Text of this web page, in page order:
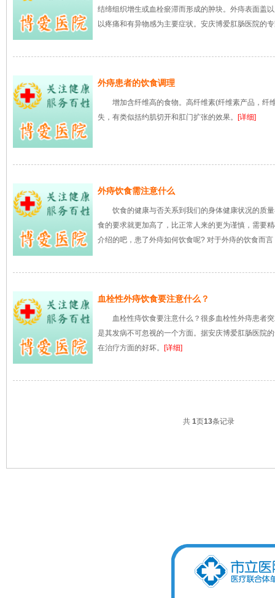
结缔组织增生或血栓瘀滞而形成的肿块。外痔表面盖
以疼痛和有异物感为主要症状。安庆博爱肛肠医院的
外痔患者的饮食调理
增加含纤维高的食物。高纤维素(纤维素产品，纤
失，有类似括约肌切开和肛门扩张的效果。 [详细]
外痔饮食需注意什么
饮食的健康与否关系到我们的身体健康状况的质
食的要求就更加高了，比正常人来的更为谨慎，需要
介绍的吧，患了外痔如何饮食呢? 对于外痔的饮食而
血栓性外痔饮食要注意什么？
血栓性痔饮食要注意什么？很多血栓性外痔患者
是其发病不可忽视的一个方面。据安庆博爱肛肠医院
在治疗方面的好坏。 [详细]
共 1页13条记录